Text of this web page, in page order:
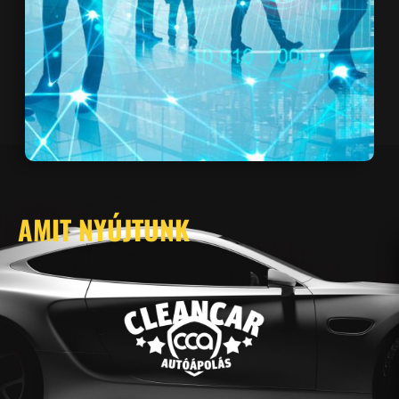
AMIT NYÚJTUNK